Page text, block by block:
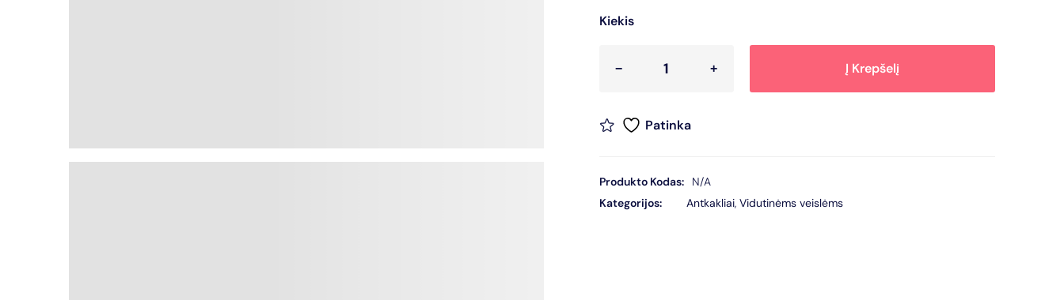
Kiekis
Į Krepšelį
Patinka
Produkto Kodas:
N/A
Kategorijos:
Antkakliai, Vidutinėms veislėms